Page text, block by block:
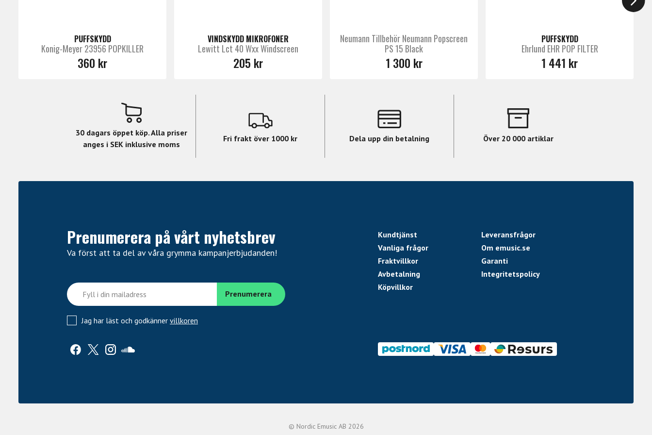
PUFFSKYDD
Konig-Meyer 23956 POPKILLER
360 kr
VINDSKYDD MIKROFONER
Lewitt Lct 40 Wxx Windscreen
205 kr
Neumann Tillbehör Neumann Popscreen
PS 15 Black
1 300 kr
PUFFSKYDD
Ehrlund EHR POP FILTER
1 441 kr
30 dagars öppet köp. Alla priser
anges i SEK inklusive moms
Fri frakt över 1000 kr Dela upp din betalning Över 20 000 artiklar
Prenumerera på vårt nyhetsbrev
Va först att ta del av våra grymma kampanjerbjudanden!
Jag har läst och godkänner villkoren
Kundtjänst
Leveransfrågor
Vanliga frågor
Om emusic.se
Fraktvillkor
Garanti
Avbetalning
Integritetspolicy
Köpvillkor
© Nordic Emusic AB 2026